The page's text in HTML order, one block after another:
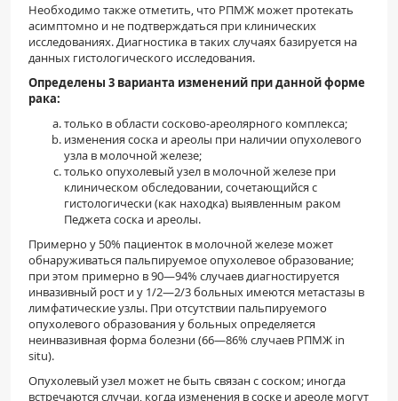
Необходимо также отметить, что РПМЖ мо­жет протекать
асимптомно и не подтверждаться при клинических
исследованиях. Диагностика в таких случаях базируется на
данных гистологиче­ского исследования.
Определены 3 варианта изменений при дан­ной форме
рака:
только в области сосково-ареолярного комплекса;
изменения соска и ареолы при наличии опухолевого
узла в молочной железе;
только опухолевый узел в молочной железе при
клиническом обследовании, сочетающий­ся с
гистологически (как находка) выявленным раком
Педжета соска и ареолы.
Примерно у 50% пациенток в молочной желе­зе может
обнаруживаться пальпируемое опухоле­вое образование;
при этом примерно в 90—94% слу­чаев диагностируется
инвазивный рост и у 1/2—2/3 больных имеются метастазы в
лимфатические уз­лы. При отсутствии пальпируемого
опухолевого образования у больных определяется
неинвазивная форма болезни (66—86% случаев РПМЖ in
situ).
Опухолевый узел может не быть связан с со­ском; иногда
встречаются случаи, когда измене­ния в соске и ареоле могут